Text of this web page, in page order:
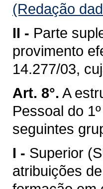
(Redação
II - Parte
provimento
14.277/03,
Art. 8°. A
Pessoal do
seguintes
I - Superior
atribuições